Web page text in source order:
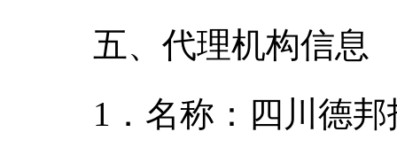
五、代理机构信息
1．名称：四川德